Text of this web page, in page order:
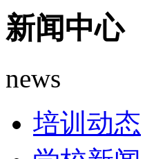
新闻中心
news
培训动态